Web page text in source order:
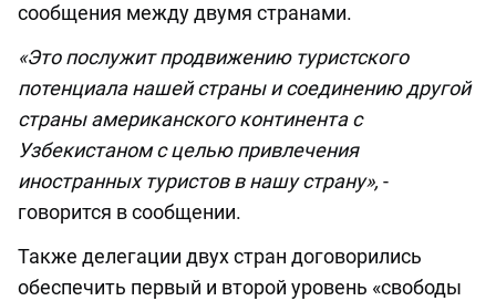
сообщения между двумя странами.
«Это послужит продвижению туристского
потенциала нашей страны и соединению другой
страны американского континента с
Узбекистаном с целью привлечения
иностранных туристов в нашу страну», -
говорится в сообщении.
Также делегации двух стран договорились
обеспечить первый и второй уровень «свободы